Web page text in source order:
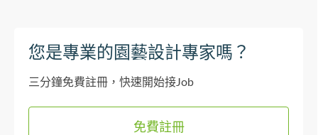
您是專業的園藝設計專家嗎？
三分鐘免費註冊，快速開始接Job
免費註冊